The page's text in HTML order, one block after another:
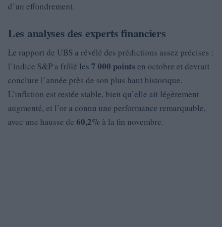
d’un effondrement.
Les analyses des experts financiers
Le rapport de UBS a révélé des prédictions assez précises :
l’indice S&P a frôlé les 7 000 points en octobre et devrait
conclure l’année près de son plus haut historique.
L’inflation est restée stable, bien qu’elle ait légèrement
augmenté, et l’or a connu une performance remarquable,
avec une hausse de 60,2% à la fin novembre.